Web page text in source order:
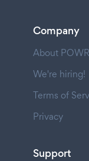
Company
About POWR
We're hiring!
Terms of
Privacy
Support